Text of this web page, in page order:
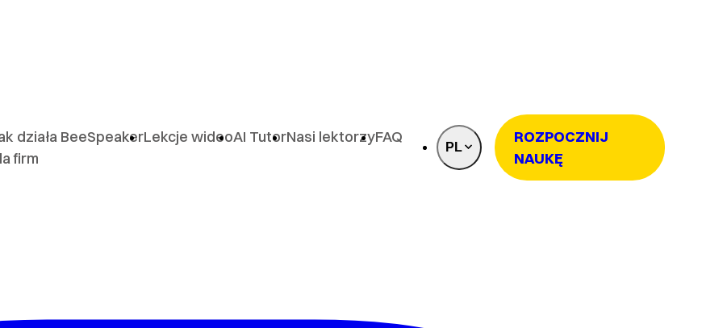
ROZPOCZNIJ
NAUKĘ
działa BeeSpeakerLekcje wideoAI TutorNasi lektorzyFAQ
firm
PL